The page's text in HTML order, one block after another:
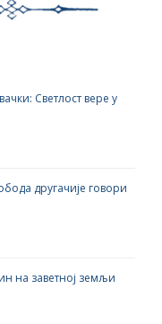
Светлост вере у
другачије говори
на заветној земљи